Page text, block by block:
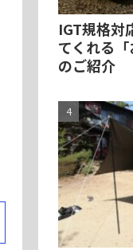
IGT規格対
てくれる「
のご紹介